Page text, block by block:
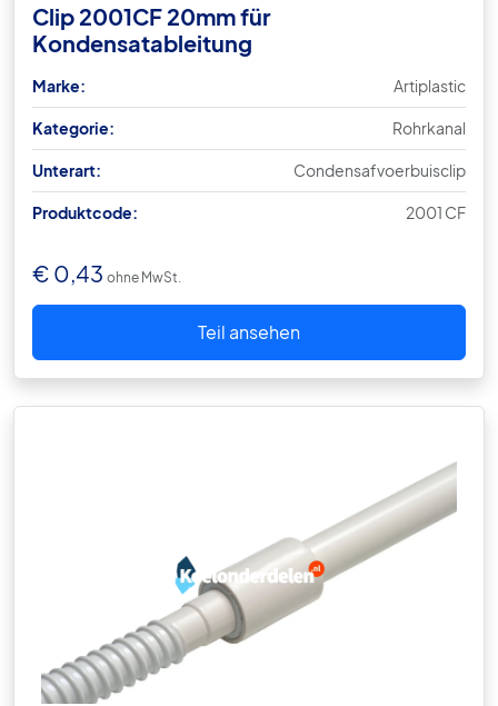
Clip 2001CF 20mm für
Kondensatableitung
Marke: Artiplastic
Kategorie: Rohrkanal
Unterart: Condensafvoerbuisclip
Produktcode: 2001 CF
€ 0,43 ohne MwSt.
Teil ansehen